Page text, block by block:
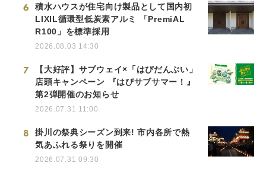
6
積水ハウスが住宅向け製品として国内初
LIXIL循環型低炭素アルミ 「PremiAL
R100」を標準採用
2026.08.03 14:30
7
【大好評】サブウェイ×「はぴだんぶい」
店頭キャンペーン 『はぴサブサマー！』
第2弾開催のお知らせ
2026.07.31 11:00
8
掛川の祭典シーズン到来! 市内各所で熱
気あふれる祭りを開催
2026.07.31 09:30